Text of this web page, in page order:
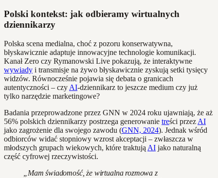
Polski kontekst: jak odbieramy wirtualnych
dziennikarzy
Polska scena medialna, choć z pozoru konserwatywna,
błyskawicznie adaptuje innowacyjne technologie komunikacji.
Kanał Zero czy Rymanowski Live pokazują, że interaktywne
wywiady i transmisje na żywo błyskawicznie zyskują setki tysięcy
widzów. Równocześnie pojawia się debata o granicach
autentyczności – czy AI-dziennikarz to jeszcze medium czy już
tylko narzędzie marketingowe?
Badania przeprowadzone przez GNN w 2024 roku ujawniają, że aż
56% polskich dziennikarzy postrzega generowanie treści przez AI
jako zagrożenie dla swojego zawodu (GNN, 2024). Jednak wśród
odbiorców widać stopniowy wzrost akceptacji – zwłaszcza w
młodszych grupach wiekowych, które traktują AI jako naturalną
część cyfrowej rzeczywistości.
„Mam świadomość, że wirtualna rozmowa z